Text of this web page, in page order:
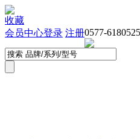
收藏
0577-
登录 注册
会员中心